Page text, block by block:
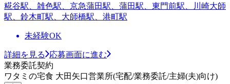
糀谷駅、雑色駅、京急蒲田駅、蒲田駅、東門前駅、川崎大師
駅、鈴木町駅、大師橋駅、港町駅
未経験OK
詳細を見る
応募画面に進む
業務委託契約
ワタミの宅食 大田矢口営業所(宅配/業務委託/主婦(夫)向け)